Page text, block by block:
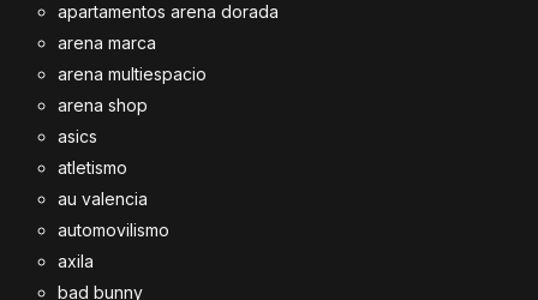
apartamentos arena dorada
arena marca
arena multiespacio
arena shop
asics
atletismo
au valencia
automovilismo
axila
bad bunny